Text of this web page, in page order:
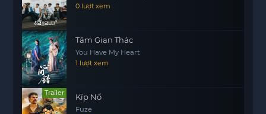
0 lượt xem
Tâm Gian Thác
You Have My Heart
1 lượt xem
Trailer Kíp Nổ
Fuze